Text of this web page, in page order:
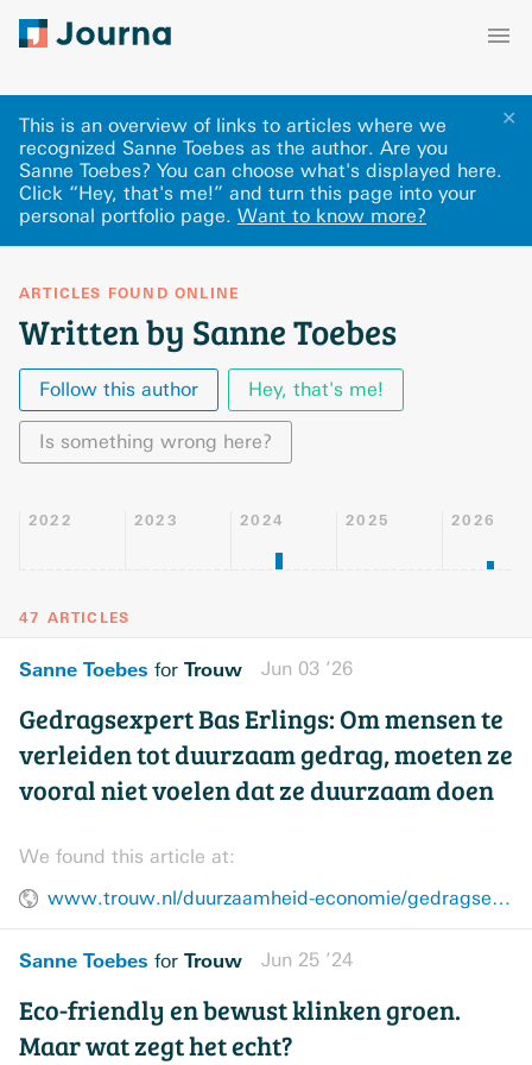
✕
This is an overview of links to articles where we
recognized Sanne Toebes as the author. Are you
Sanne Toebes? You can choose what's displayed here.
Click “Hey, that's me!” and turn this page into your
personal portfolio page. Want to know more?
ARTICLES FOUND ONLINE
Written by Sanne Toebes
Follow this author Hey, that's me!
Is something wrong here?
2022 2023 2024 2025 2026
47 ARTICLES
Sanne Toebes for Trouw Jun 03 ’26
Gedragsexpert Bas Erlings: Om mensen te
verleiden tot duurzaam gedrag, moeten ze
vooral niet voelen dat ze duurzaam doen
We found this article at:
www.trouw.nl/duurzaamheid-economie/gedragsexpert-bas-erlings-om-mensen-te-verleiden-tot-duurzaam-gedrag-moeten-ze-vooral-niet-voelen-dat-ze-duurzaam-doen~bcecdc1e/
Sanne Toebes for Trouw Jun 25 ’24
Eco-friendly en bewust klinken groen.
Maar wat zegt het echt?